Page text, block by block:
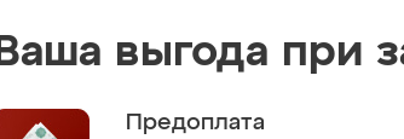
Ваша выгода при
Предоплата